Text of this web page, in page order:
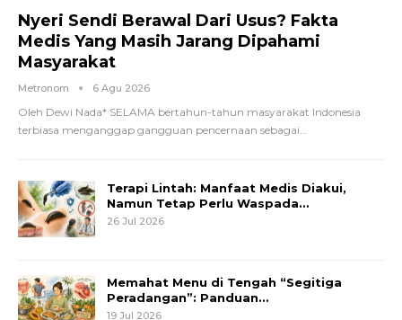
Nyeri Sendi Berawal Dari Usus? Fakta
Medis Yang Masih Jarang Dipahami
Masyarakat
Metronom 6 Agu 2026
Oleh Dewi Nada* SELAMA bertahun-tahun masyarakat Indonesia
terbiasa menganggap gangguan pencernaan sebagai
Terapi Lintah: Manfaat Medis Diakui,
Namun Tetap Perlu Waspada…
26 Jul 2026
Memahat Menu di Tengah “Segitiga
Peradangan”: Panduan…
19 Jul 2026